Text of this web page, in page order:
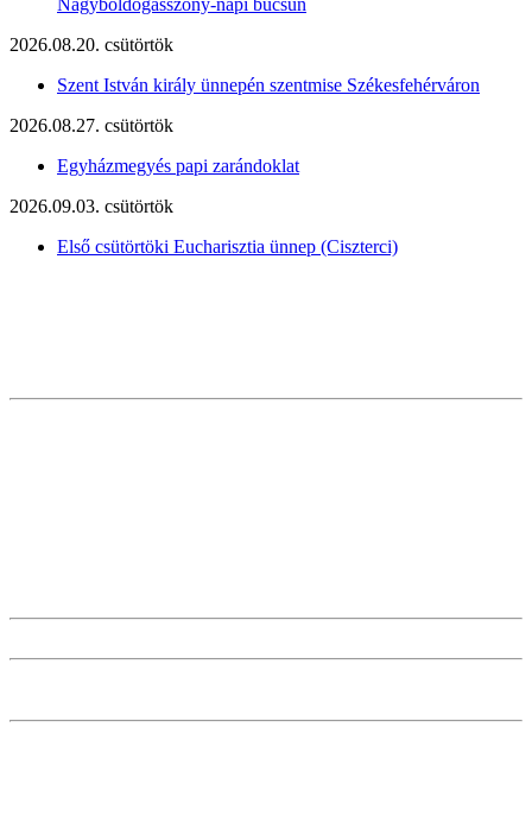
Nagyboldogasszony-napi búcsún
2026.08.20. csütörtök
Szent István király ünnepén szentmise Székesfehérváron
2026.08.27. csütörtök
Egyházmegyés papi zarándoklat
2026.09.03. csütörtök
Első csütörtöki Eucharisztia ünnep (Ciszterci)